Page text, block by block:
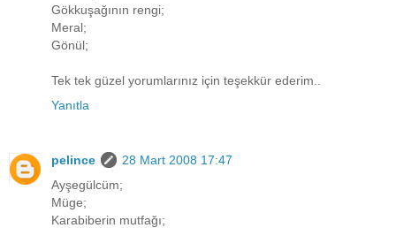
Gökkuşağının rengi;
Meral;
Gönül;
Tek tek güzel yorumlarınız için teşekkür ederim..
Yanıtla
pelince
28 Mart 2008 17:47
Ayşegülcüm;
Müge;
Karabiberin mutfağı;